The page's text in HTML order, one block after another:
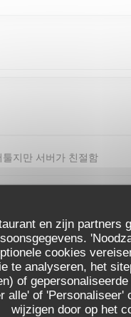
en zijn partners
cookies
te analyseren, het
of
alle' of 'Personaliseer'
wijzigen door op het
지만 서버가 친절함